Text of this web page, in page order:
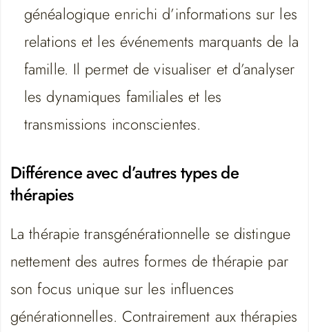
généalogique enrichi d’informations sur les
relations et les événements marquants de la
famille. Il permet de visualiser et d’analyser
les dynamiques familiales et les
transmissions inconscientes.
Différence avec d’autres types de
thérapies
La thérapie transgénérationnelle se distingue
nettement des autres formes de thérapie par
son focus unique sur les influences
générationnelles. Contrairement aux thérapies